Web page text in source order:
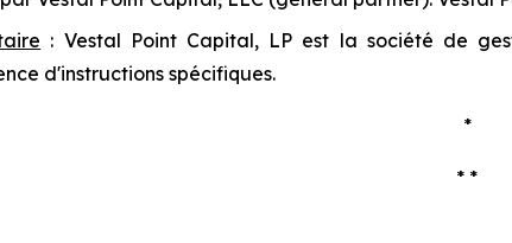
: Vestal Point Capital, LP est la société de
d'instructions spécifiques.
*
* *